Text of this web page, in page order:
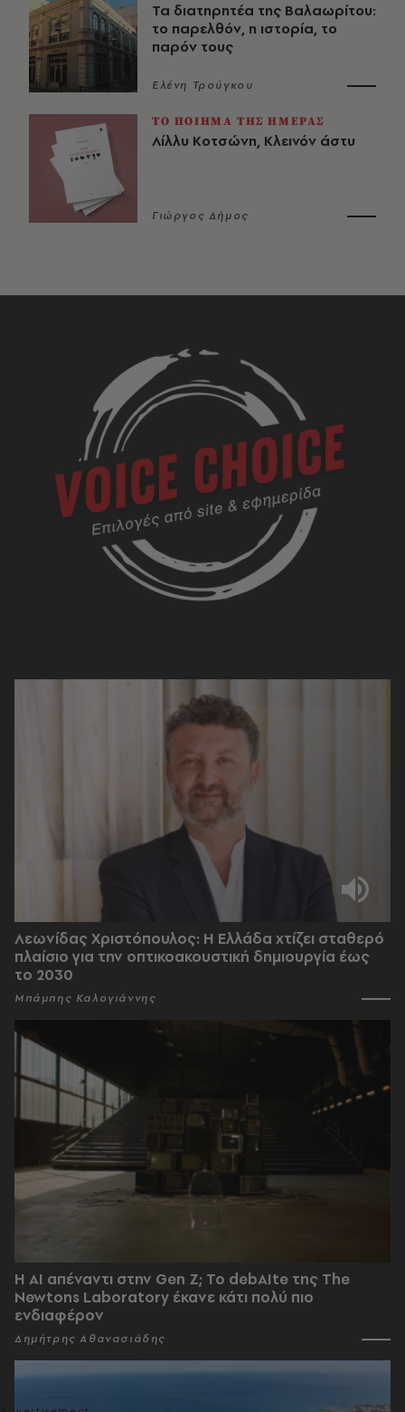
Τα διατηρητέα της Βαλαωρίτου:
το παρελθόν, η ιστορία, το
παρόν τους
Ελένη Τρούγκου
ΤΟ ΠΟΙΗΜΑ ΤΗΣ ΗΜΕΡΑΣ
Λίλλυ Κοτσώνη, Κλεινόν άστυ
Γιώργος Δήμος
Λεωνίδας Χριστόπουλος: Η Ελλάδα χτίζει σταθερό
πλαίσιο για την οπτικοακουστική δημιουργία έως
το 2030
Μπάμπης Καλογιάννης
Η AI απέναντι στην Gen Z; Το debAIte της The
Newtons Laboratory έκανε κάτι πολύ πιο
ενδιαφέρον
Δημήτρης Αθανασιάδης